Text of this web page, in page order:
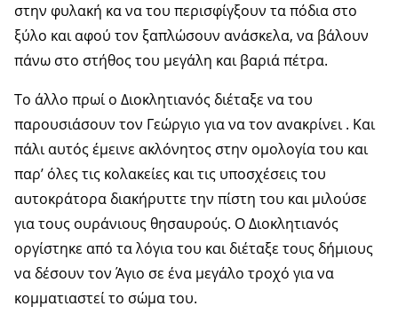
στην φυλακή κα να του περισφίγξουν τα πόδια στο
ξύλο και αφού τον ξαπλώσουν ανάσκελα, να βάλουν
πάνω στο στήθος του μεγάλη και βαριά πέτρα.
Το άλλο πρωί ο Διοκλητιανός διέταξε να του
παρουσιάσουν τον Γεώργιο για να τον ανακρίνει . Και
πάλι αυτός έμεινε ακλόνητος στην ομολογία του και
παρ’ όλες τις κολακείες και τις υποσχέσεις του
αυτοκράτορα διακήρυττε την πίστη του και μιλούσε
για τους ουράνιους θησαυρούς. Ο Διοκλητιανός
οργίστηκε από τα λόγια του και διέταξε τους δήμιους
να δέσουν τον Άγιο σε ένα μεγάλο τροχό για να
κομματιαστεί το σώμα του.